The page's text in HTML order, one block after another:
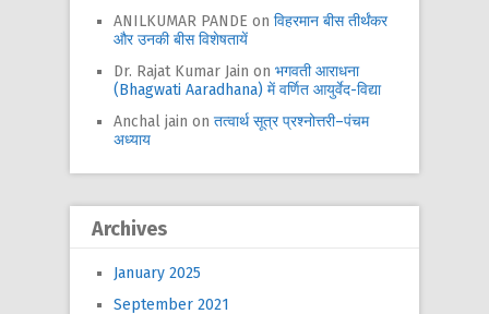
ANILKUMAR PANDE on विहरमान बीस तीर्थंकर
और उनकी बीस विशेषतायें
Dr. Rajat Kumar Jain on भगवती आराधना
(Bhagwati Aaradhana) में वर्णित आयुर्वेद-विद्या
Anchal jain on तत्वार्थ सूत्र प्रश्नोत्तरी–पंचम
अध्याय
Archives
January 2025
September 2021